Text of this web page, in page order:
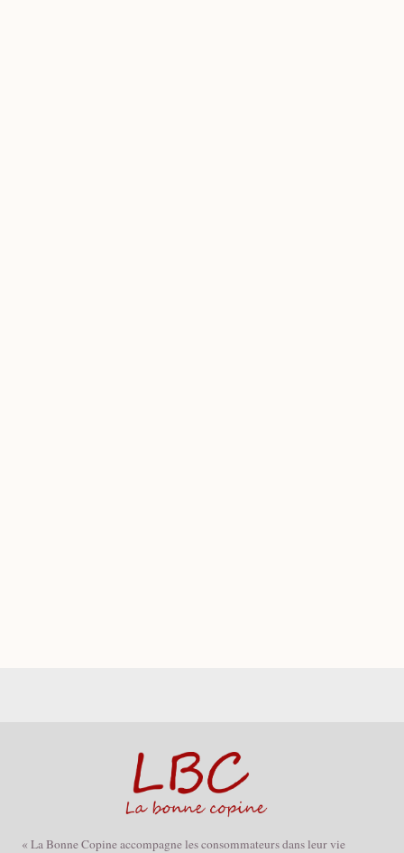
« La Bonne Copine accompagne les consommateurs dans leur vie